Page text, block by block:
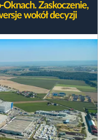
Zaskoczenie,
wokół decyzji